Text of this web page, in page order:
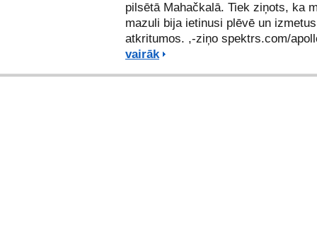
pilsētā Mahačkalā. Tiek ziņots, ka
mazuli bija ietinusi plēvē un
atkritumos. ,-ziņo spektrs.com/
vairāk